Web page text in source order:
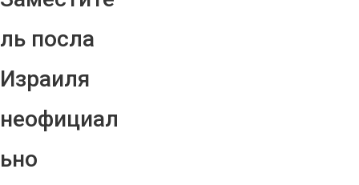
ль посла
Израиля
неофициал
ьно